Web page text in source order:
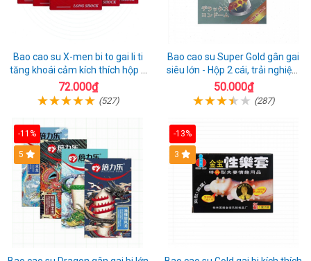
Bao cao su X-men bi to gai li ti
tăng khoái cảm kích thích hộp 1
cái
72.000₫
(527)
Bao cao su Super Gold gân gai
siêu lớn - Hộp 2 cái, trải nghiệm
mới lạ
50.000₫
(287)
-11%
Hot
5
-13%
3